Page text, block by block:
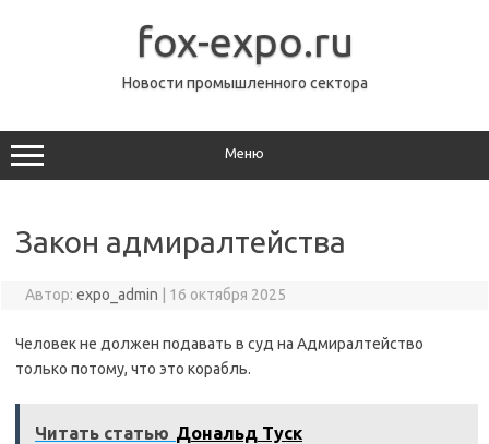
fox-expo.ru
Новости промышленного сектора
Меню
Закон адмиралтейства
Автор: expo_admin 16 октября 2025
Человек не должен подавать в суд на Адмиралтейство
только потому, что это корабль.
Читать статью Дональд Туск